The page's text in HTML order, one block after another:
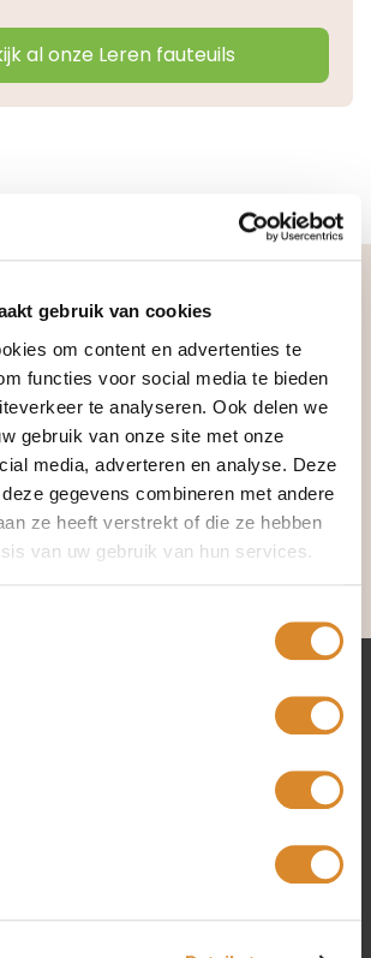
gebruik van cookies
om content en advertenties te
functies voor social media te bieden
te analyseren. Ook delen we
gebruik van onze site met onze
media, adverteren en analyse. Deze
gegevens combineren met andere
ze heeft verstrekt of die ze hebben
van uw gebruik van hun services.
al onze Leren fauteuils
leerspecialist
bestaat uit ruim 100
exclusieve
groot aantal stijlen van strak modern tot
fauteuil of hoekcombinatie is met de
wijzegeproduceerd.
jaarkwaliteitsproducten waar u
En langdurig genieten, daar draait het